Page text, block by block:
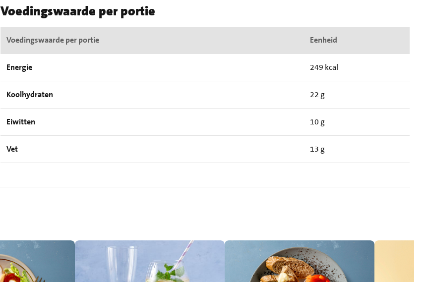
Voedingswaarde per portie
Voedingswaarde per portie Eenheid
Energie 249 kcal
Koolhydraten 22 g
Eiwitten 10 g
Vet 13 g